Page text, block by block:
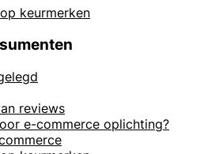
keurmerken
reviews
e-commerce oplichting?